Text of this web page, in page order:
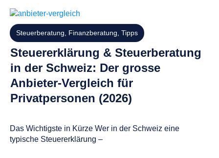
Steuerberatung Finanzberatung Tipps
Steuererklärung & Steuerberatung
in der Schweiz: Der grosse
Anbieter-Vergleich für
Privatpersonen (2026)
Das Wichtigste in Kürze Wer in der Schweiz eine
typische Steuererklärung –